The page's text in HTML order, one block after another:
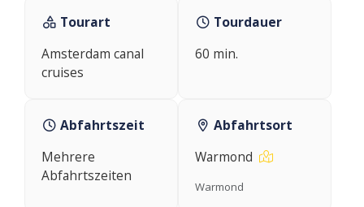
Tourart
Amsterdam canal
cruises
Tourdauer
60 min.
Abfahrtszeit
Mehrere
Abfahrtszeiten
Abfahrtsort
Warmond
Warmond